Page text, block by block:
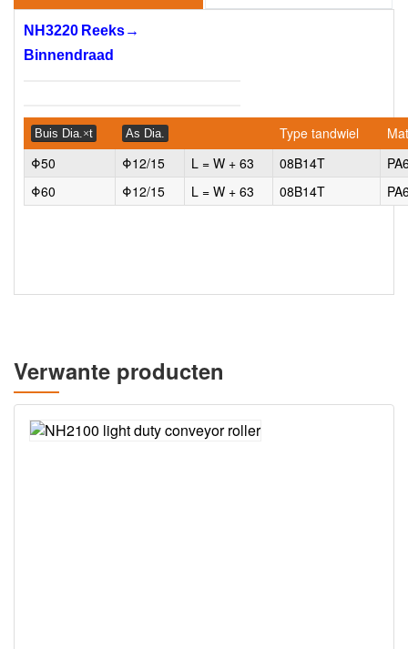
NH3220 Reeks→
Binnendraad
Buis Dia.×t As Dia. Type tandwiel
Φ50
Φ12/15 L = W + 63 08B14T
Φ60
Φ12/15 L = W + 63 08B14T
Verwante producten